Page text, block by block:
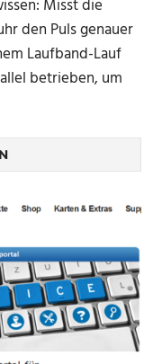
Misst die
den Puls genauer
Laufband-Lauf
betrieben, um